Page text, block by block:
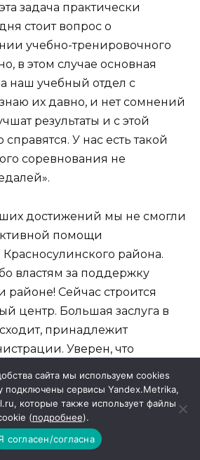
задача практически
стоит вопрос о
учебно-тренировочного
в этом случае основная
наш учебный отдел с
их давно, и нет сомнений
результаты и с этой
У нас есть такой
соревнования не
достижений мы не смогли
помощи
района.
властям за поддержку
районе! Сейчас строится
центр. Большая заслуга в
принадлежит
Уверен, что
глазом, что на
увеличивается число
сайта мы используем cookies
подключены сервисы Yandex.Metrika,
которые также использует файлы
(подробнее).
согласен/согласна